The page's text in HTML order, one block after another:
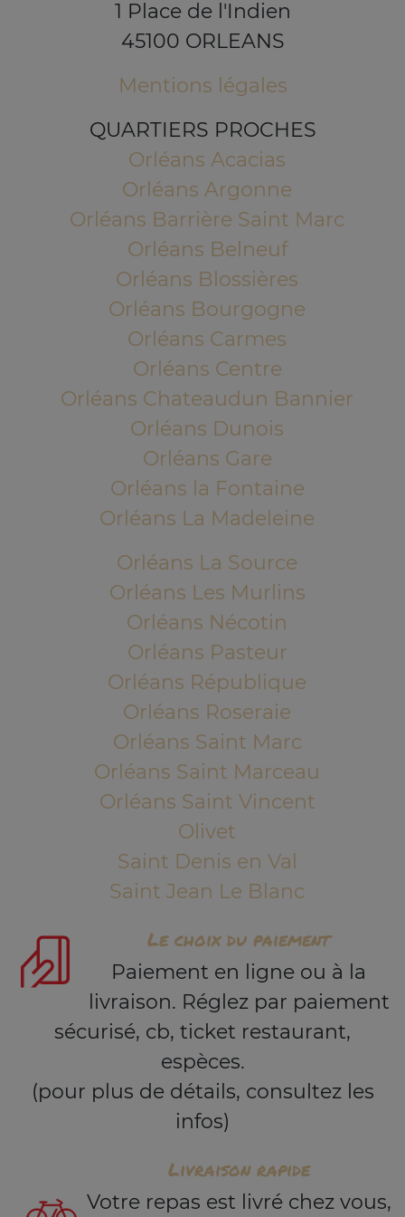
1 Place de l'Indien
45100 ORLEANS
Mentions légales
QUARTIERS PROCHES
Orléans Acacias
Orléans Argonne
Orléans Barrière Saint Marc
Orléans Belneuf
Orléans Blossières
Orléans Bourgogne
Orléans Carmes
Orléans Centre
Orléans Chateaudun Bannier
Orléans Dunois
Orléans Gare
Orléans la Fontaine
Orléans La Madeleine
Orléans La Source
Orléans Les Murlins
Orléans Nécotin
Orléans Pasteur
Orléans République
Orléans Roseraie
Orléans Saint Marc
Orléans Saint Marceau
Orléans Saint Vincent
Olivet
Saint Denis en Val
Saint Jean Le Blanc
Le choix du paiement
Paiement en ligne ou à la
livraison. Réglez par paiement
sécurisé, cb, ticket restaurant,
espèces.
(pour plus de détails, consultez les
infos)
Livraison rapide
Votre repas est livré chez vous,